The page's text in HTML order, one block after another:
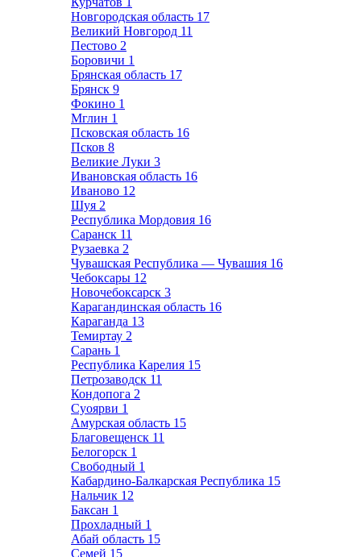
Новгородская область 17
Великий Новгород 11
Пестово 2
Боровичи 1
Брянская область 17
Брянск 9
Фокино 1
Мглин 1
Псковская область 16
Псков 8
Великие Луки 3
Ивановская область 16
Иваново 12
Шуя 2
Республика Мордовия 16
Саранск 11
Рузаевка 2
Чувашская Республика — Чувашия 16
Чебоксары 12
Новочебоксарск 3
Карагандинская область 16
Караганда 13
Темиртау 2
Сарань 1
Республика Карелия 15
Петрозаводск 11
Кондопога 2
Суоярви 1
Амурская область 15
Благовещенск 11
Белогорск 1
Свободный 1
Кабардино-Балкарская Республика 15
Нальчик 12
Баксан 1
Прохладный 1
Абай область 15
Семей 15